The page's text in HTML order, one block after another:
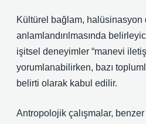
Kültürel bağlam, halüsinasyon
anlamlandırılmasında
işitsel deneyimler “manevi
yorumlanabilirken, bazı
belirti olarak kabul edilir.
Antropolojik çalışmalar, benzer